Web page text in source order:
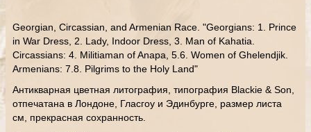
Georgian, Circassian, and Armenian Race. "Georgians: 1. Prince
in War Dress, 2. Lady, Indoor Dress, 3. Man of Kahatia.
Circassians: 4. Militiaman of Anapa, 5.6. Women of Ghelendjik.
Armenians: 7.8. Pilgrims to the Holy Land"
Антикварная цветная литография, типография Blackie & Son,
отпечатана в Лондоне, Гласгоу и Эдинбурге, размер листа
см, прекрасная сохранность.